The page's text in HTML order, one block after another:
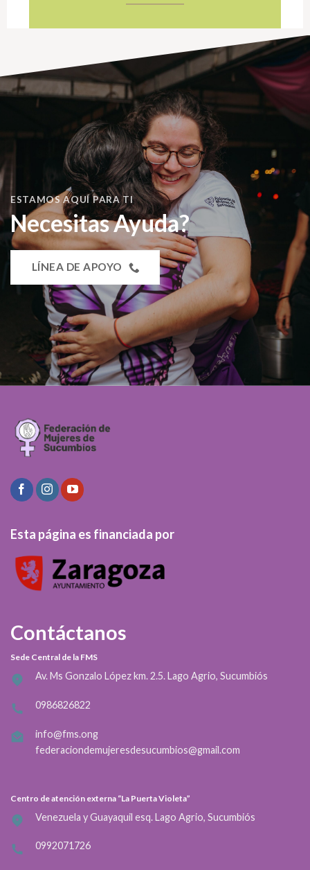
ESTAMOS AQUÍ PARA TI
Necesitas Ayuda?
LÍNEA DE APOYO
Esta página es financiada por
Contáctanos
Sede Central de la FMS
Av. Ms Gonzalo López km. 2.5. Lago Agrio, Sucumbiós
0986826822
info@fms.ong
federaciondemujeresdesucumbios@gmail.com
Centro de atención externa “La Puerta Violeta”
Venezuela y Guayaquil esq. Lago Agrio, Sucumbiós
0992071726